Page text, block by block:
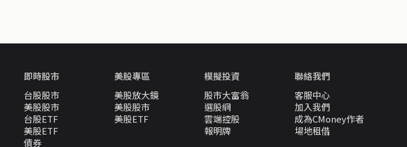
即時股市
台股股市
美股股市
台股ETF
美股ETF
債券
美股專區
美股放大鏡
美股股市
美股ETF
模擬投資
股市大富翁
選股網
雲端控股
報明牌
聯絡我們
客服中心
加入我們
成為CMoney作者
場地租借